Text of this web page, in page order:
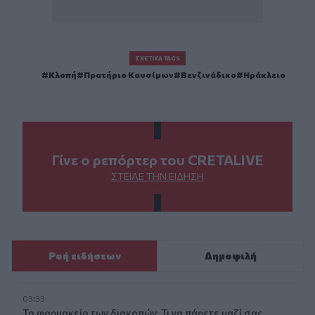
ΣΧΕΤΙΚΆ TAGS
Κλοπή Πρατήριο Καυσίμων Βενζινάδικο Ηράκλειο
Γίνε ο ρεπόρτερ του CRETALIVE
ΣΤΕΊΛΕ ΤΗΝ ΕΊΔΗΣΗ
Ροή ειδήσεων Δημοφιλή
03:33
Το φαρμακείο των διακοπών: Τι να πάρετε μαζί σας